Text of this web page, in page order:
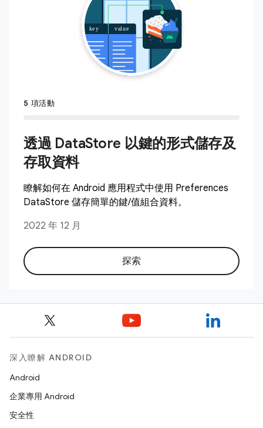
5 項活動
透過 DataStore 以鍵的形式儲存及
存取資料
瞭解如何在 Android 應用程式中使用 Preferences
DataStore 儲存簡單的鍵/值組合資料。
2022 年 12 月
探索
深入瞭解 ANDROID
Android
企業專用 Android
安全性